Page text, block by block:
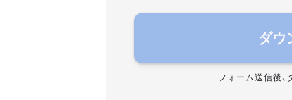
ダウ
フォーム送信後